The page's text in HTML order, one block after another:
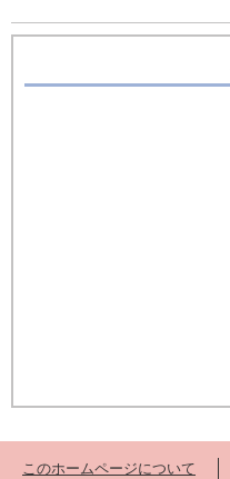
このホームページについて